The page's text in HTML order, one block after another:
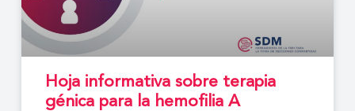
Hoja informativa sobre terapia
génica para la hemofilia A